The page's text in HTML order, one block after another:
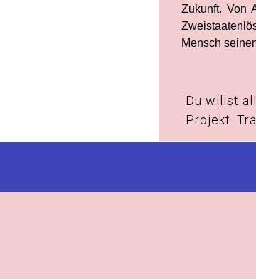
Zukunft. Von
Mensch
Du willst
Projekt.